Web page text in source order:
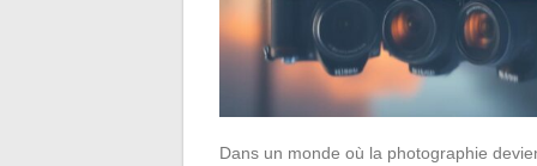
Dans un monde où la photographie